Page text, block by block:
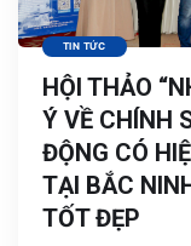
TIN TỨC
HỘI THẢO
Ý VỀ CHÍNH
ĐỘNG CÓ
TẠI BẮC
TỐT ĐẸP